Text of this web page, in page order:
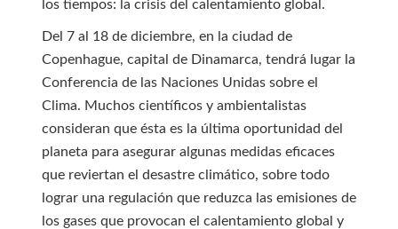
los tiempos: la crisis del calentamiento global.
Del 7 al 18 de diciembre, en la ciudad de
Copenhague, capital de Dinamarca, tendrá lugar la
Conferencia de las Naciones Unidas sobre el
Clima. Muchos científicos y ambientalistas
consideran que ésta es la última oportunidad del
planeta para asegurar algunas medidas eficaces
que reviertan el desastre climático, sobre todo
lograr una regulación que reduzca las emisiones de
los gases que provocan el calentamiento global y